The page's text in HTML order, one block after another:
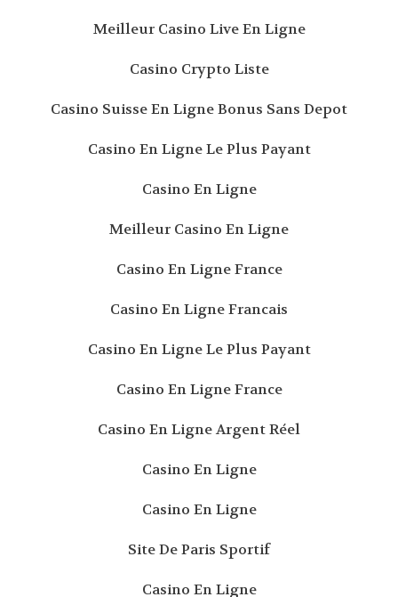
Meilleur Casino Live En Ligne
Casino Crypto Liste
Casino Suisse En Ligne Bonus Sans Depot
Casino En Ligne Le Plus Payant
Casino En Ligne
Meilleur Casino En Ligne
Casino En Ligne France
Casino En Ligne Francais
Casino En Ligne Le Plus Payant
Casino En Ligne France
Casino En Ligne Argent Réel
Casino En Ligne
Casino En Ligne
Site De Paris Sportif
Casino En Ligne